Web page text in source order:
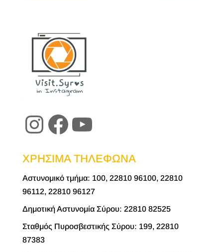
Instagram
Facebook
YouTube
ΧΡΗΣΙΜΑ ΤΗΛΕΦΩΝΑ
Αστυνομικό τμήμα: 100, 22810 96100, 22810
96112, 22810 96127
Δημοτική Αστυνομία Σύρου: 22810 82525
Σταθμός Πυροσβεστικής Σύρου: 199, 22810
87383